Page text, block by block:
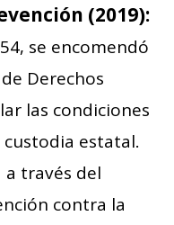
(2019):
se encomendó
Derechos
las condiciones
estatal.
a través del
contra la